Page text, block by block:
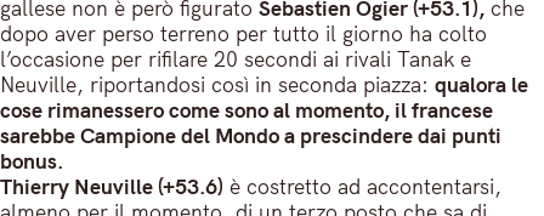
gallese non è però figurato Sebastien Ogier (+53.1), che
dopo aver perso terreno per tutto il giorno ha colto
l’occasione per rifilare 20 secondi ai rivali Tanak e
Neuville, riportandosi così in seconda piazza: qualora le
cose rimanessero come sono al momento, il francese
sarebbe Campione del Mondo a prescindere dai punti
bonus.
Thierry Neuville (+53.6) è costretto ad accontentarsi,